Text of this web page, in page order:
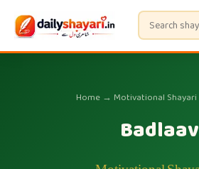
Home → Motivational Shayari
Badlaav